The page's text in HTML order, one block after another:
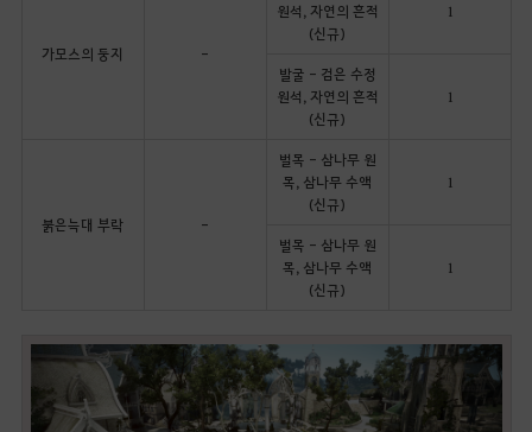
가모스의 둥지 -
원석, 자연의 흔적
(신규)
1
발굴 - 검은 수정
원석, 자연의 흔적
(신규)
1
붉은늑대 부락 -
벌목 - 삼나무 원
목, 삼나무 수액
(신규)
1
벌목 - 삼나무 원
목, 삼나무 수액
(신규)
1